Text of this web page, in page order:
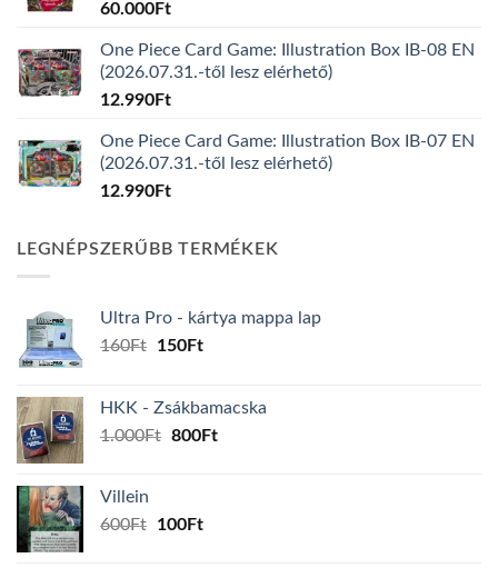
60.000Ft
One Piece Card Game: Illustration Box IB-08 EN
(2026.07.31.-től lesz elérhető)
12.990Ft
One Piece Card Game: Illustration Box IB-07 EN
(2026.07.31.-től lesz elérhető)
12.990Ft
LEGNÉPSZERŰBB TERMÉKEK
Ultra Pro - kártya mappa lap
160Ft
Original
160Ft.
150FtCurrent
150Ft.
HKK - Zsákbamacska
1.000Ft Original
800FtCurrent
Villein
600Ft
Original
100FtCurrent